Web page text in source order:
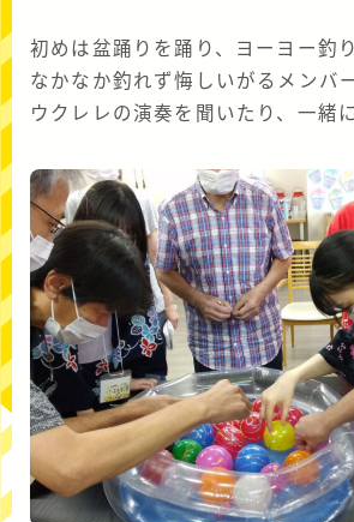
初めは盆踊りを踊り、ヨーヨー釣
なかなか釣れず悔しいがるメンバ
ウクレレの演奏を聞いたり、一緒